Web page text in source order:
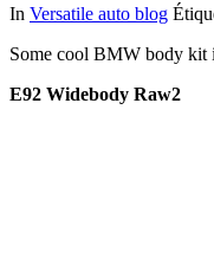
In Versatile auto blog
Some cool BMW body kit
E92 Widebody Raw2